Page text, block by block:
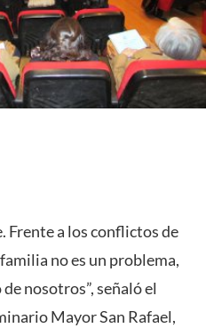
Frente a los conflictos de
no es un problema,
nosotros”, señaló el
Mayor San Rafael,